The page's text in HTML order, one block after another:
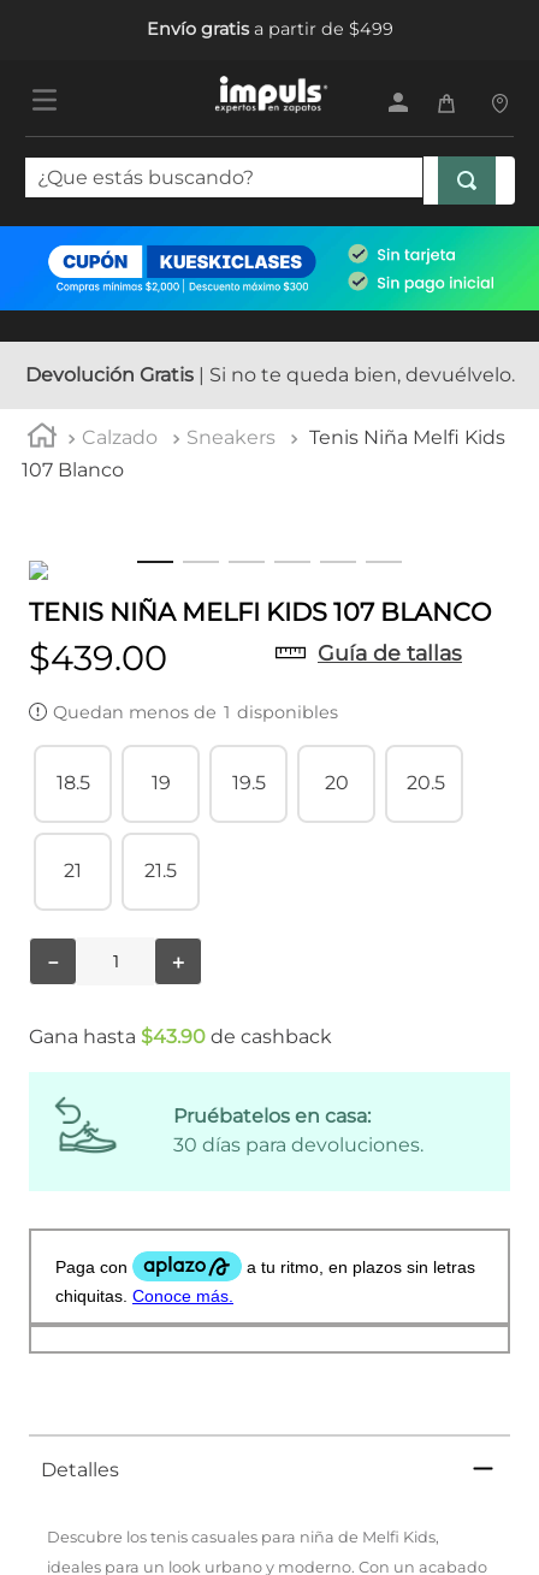
Envío gratisa partir de $499
¿Que estás buscando?
Devolución Gratis| Si no te queda bien, devuélvelo.
Calzado Sneakers
Tenis Niña Melfi Kids
107 Blanco
TENIS NIÑA MELFI KIDS 107 BLANCO
$439.00 Guía de tallas
Quedan menos de 1 disponibles
18.5 19 19.5 20 20.5
21 21.5
＋
－
Gana hasta $43.90 de cashback
Pruébatelos en casa:
30 días para devoluciones.
Detalles
Descubre los tenis casuales para niña de Melfi Kids,
ideales para un look urbano y moderno. Con un acabado
TÉRMINOS MÁS BUSCADOS
.
tenis mujer
tenis hombre
5. tenis